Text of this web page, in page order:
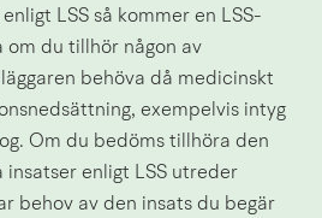
LSS så kommer en LSS-
om du tillhör någon av
behöva då medicinskt
exempelvis intyg
Om du bedöms tillhöra den
insatser enligt LSS utreder
behov av den insats du begär